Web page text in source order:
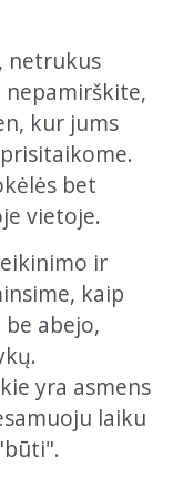
netrukus
nepamirškite,
kur jums
bet
vietoje.
ir
kaip
abejo,
yra asmens
laiku